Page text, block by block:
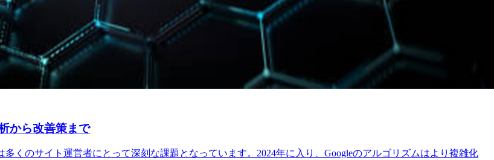
から改善策まで
くのサイト運営者にとって深刻な課題となっています。2024年に入り、Googleのアルゴリズムはより複雑化